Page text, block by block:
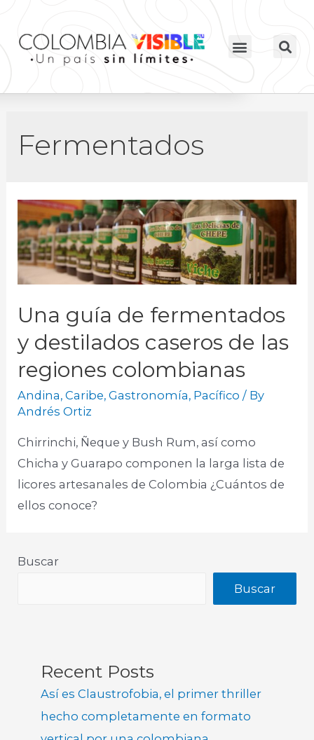
Fermentados
Una guía de fermentados
y destilados caseros de las
regiones colombianas
Andina,Caribe,Gastronomía, Pacífico / By
Andrés Ortiz
Chirrinchi, Ñeque y Bush Rum, así como
Chicha y Guarapo componen la larga lista de
licores artesanales de Colombia ¿Cuántos de
ellos conoce?
Buscar
Buscar
Recent Posts
Así es Claustrofobia, el primer thriller
hecho completamente en formato